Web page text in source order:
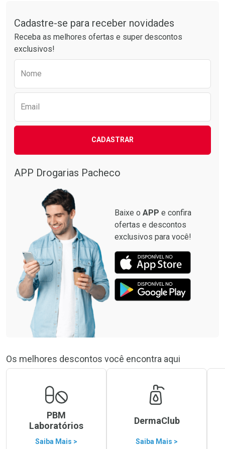
Cadastre-se para receber novidades
Receba as melhores ofertas e super descontos
exclusivos!
Nome
Email
CADASTRAR
APP Drogarias Pacheco
Baixe o APP e confira
ofertas e descontos
exclusivos para você!
Os melhores descontos você encontra aqui
PBM
Laboratórios
Saiba Mais >
DermaClub
Saiba Mais >